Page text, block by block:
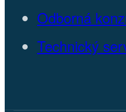
Odborná
Technický